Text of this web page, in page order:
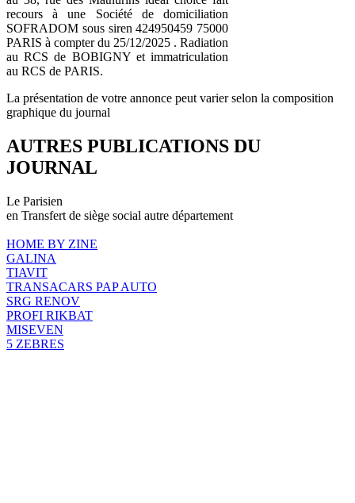
recours à une Société de domiciliation
SOFRADOM sous siren 424950459 75000
PARIS à compter du 25/12/2025 . Radiation
au RCS de BOBIGNY et immatriculation
au RCS de PARIS.
La présentation de votre annonce peut varier selon la composition
graphique du journal
AUTRES PUBLICATIONS DU
JOURNAL
Le Parisien
en Transfert de siège social autre département
HOME BY ZINE
GALINA
TIAVIT
TRANSACARS PAP AUTO
SRG RENOV
PROFI RIKBAT
MISEVEN
5 ZEBRES